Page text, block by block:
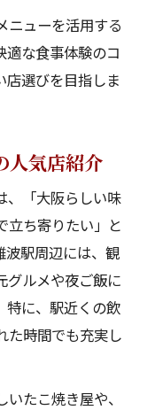
ニューを活用する
適な食事体験のコ
店選びを目指しま
人気店紹介
、「大阪らしい味
立ち寄りたい」と
波駅周辺には、観
グルメや夜ご飯に
特に、駅近くの飲
た時間でも充実し
たこ焼き屋や、